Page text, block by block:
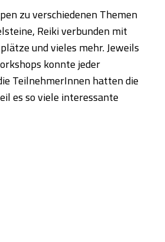
zu verschiedenen Themen
Reiki verbunden mit
und vieles mehr. Jeweils
konnte jeder
TeilnehmerInnen hatten die
es so viele interessante